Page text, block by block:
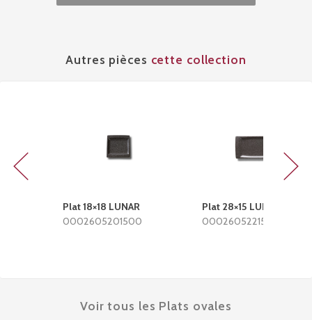
Autres pièces cette collection
Plat 18×18 LUNAR
0002605201500
Plat 28×15 LUNAR
0002605221500
Voir tous les Plats ovales